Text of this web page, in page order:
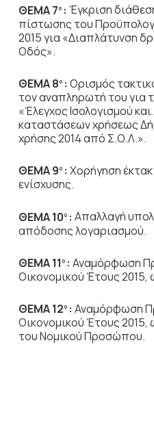
ΘΕΜΑ 7ο : Έγκριση
πίστωσης του
2015 για «Διαπλάτυνση
Οδός».
ΘΕΜΑ 8ο : Ορισμός
τον αναπληρωτή του για
«Έλεγχος Ισολογισμού
καταστάσεων χρήσεως
χρήσης 2014 από Σ.Ο.Λ.».
ΘΕΜΑ 9ο : Χορήγηση
ενίσχυσης.
ΘΕΜΑ 10ο : Απαλλαγή
απόδοσης λογαριασμού.
ΘΕΜΑ 11 ο : Αναμόρφωση
Οικονομικού Έτους 2015,
ΘΕΜΑ 12ο : Αναμόρφωση
Οικονομικού Έτους
του Νομικού Προσώπου.